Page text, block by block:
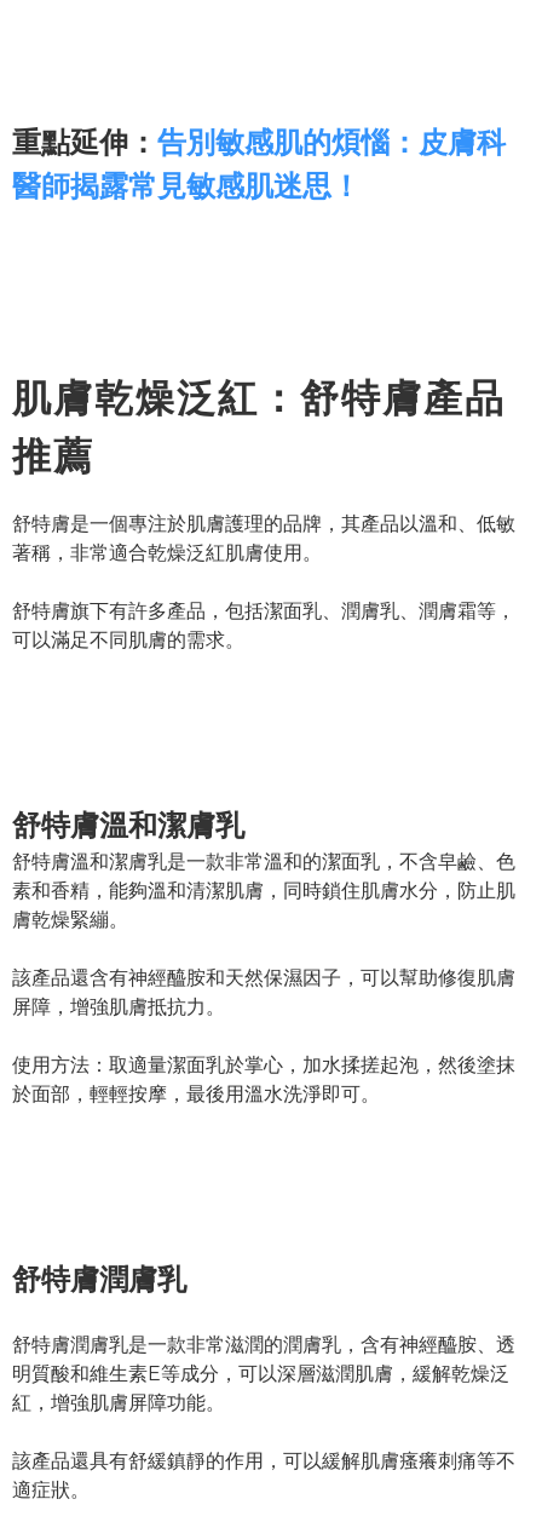
重點延伸： 告別敏感肌的煩惱：皮膚科
醫師揭露常見敏感肌迷思！
肌膚乾燥泛紅：舒特膚產品
推薦
舒特膚是一個專注於肌膚護理的品牌，其產品以溫和、低敏
著稱，非常適合乾燥泛紅肌膚使用。
舒特膚旗下有許多產品，包括潔面乳、潤膚乳、潤膚霜等，
可以滿足不同肌膚的需求。
舒特膚溫和潔膚乳
舒特膚溫和潔膚乳是一款非常溫和的潔面乳，不含皁鹼、色
素和香精，能夠溫和清潔肌膚，同時鎖住肌膚水分，防止肌
膚乾燥緊繃。
該產品還含有神經醯胺和天然保濕因子，可以幫助修復肌膚
屏障，增強肌膚抵抗力。
使用方法：取適量潔面乳於掌心，加水揉搓起泡，然後塗抹
於面部，輕輕按摩，最後用溫水洗淨即可。
舒特膚潤膚乳
舒特膚潤膚乳是一款非常滋潤的潤膚乳，含有神經醯胺、透
明質酸和維生素E等成分，可以深層滋潤肌膚，緩解乾燥泛
紅，增強肌膚屏障功能。
該產品還具有舒緩鎮靜的作用，可以緩解肌膚瘙癢刺痛等不
適症狀。